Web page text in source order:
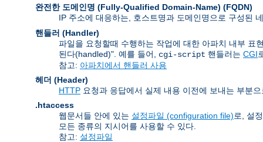
완전한 도메인명 (Fully-Qualified Domain-Name) (FQDN)
IP 주소에 대응하는, 호스트명과 도메인명으로 구성된
핸들러 (Handler)
파일을 요청할때 수행하는 작업에 대한 아파치 내부 표
된다(handled)". 예를 들어, cgi-script 핸들러는 CGI
참고: 아파치에서 핸들러 사용
헤더 (Header)
HTTP 요청과 응답에서 실제 내용 이전에 보내는 부분
.htaccess
웹문서들 안에 있는 설정파일 (configuration file)로, 설
모든 종류의 지시어를 사용할 수 있다.
참고: 설정파일